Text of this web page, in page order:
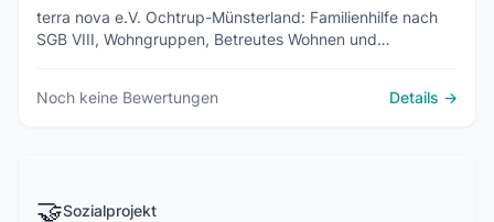
terra nova e.V. Ochtrup-Münsterland: Familienhilfe nach
SGB VIII, Wohngruppen, Betreutes Wohnen und
Noch keine Bewertungen
Details →
🤝Sozialprojekt